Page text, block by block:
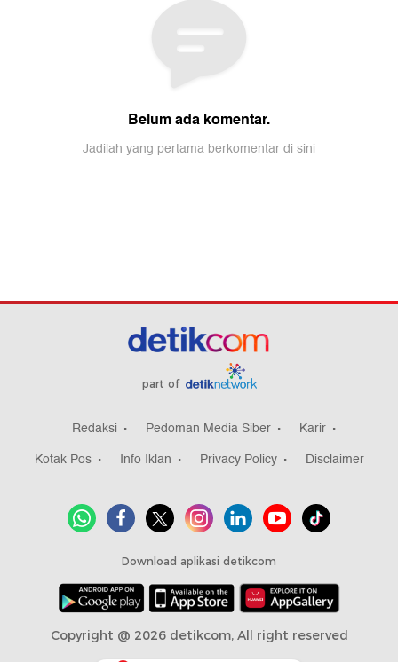
part of
Redaksi Pedoman Media Siber
Karir
Kotak Pos
Info Iklan Privacy Policy Disclaimer
Download aplikasi detikcom
Copyright @ 2026 detikcom, All right reserved